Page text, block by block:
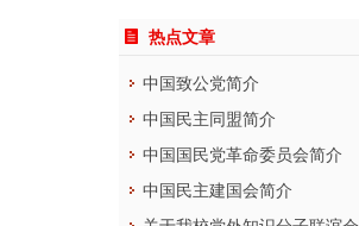
热点文章
中国致公党简介
中国民主同盟简介
中国国民党革命委员会简介
中国民主建国会简介